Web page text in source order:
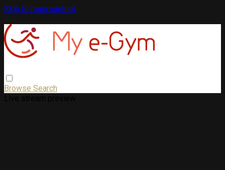
Skip to main content
Browse Search